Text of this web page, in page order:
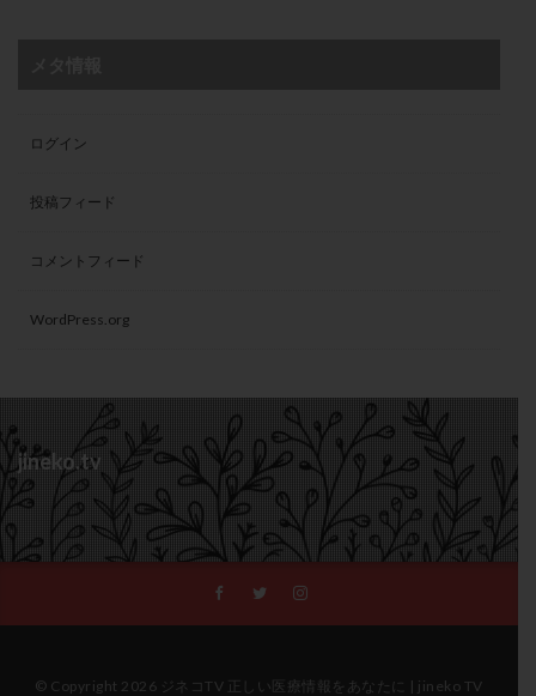
ログイン
投稿フィード
コメントフィード
WordPress.org
jineko.tv
© Copyright 2026 ジネコTV 正しい医療情報をあなたに | jineko TV